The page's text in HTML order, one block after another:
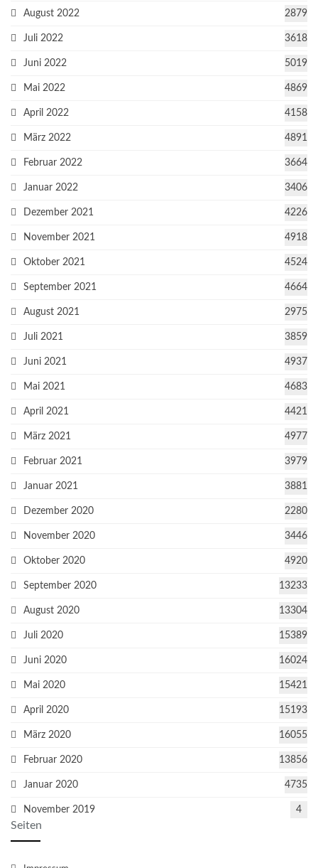
August 2022 2879
Juli 2022 3618
Juni 2022 5019
Mai 2022 4869
April 2022 4158
März 2022 4891
Februar 2022 3664
Januar 2022 3406
Dezember 2021 4226
November 2021 4918
Oktober 2021 4524
September 2021 4664
August 2021 2975
Juli 2021 3859
Juni 2021 4937
Mai 2021 4683
April 2021 4421
März 2021 4977
Februar 2021 3979
Januar 2021 3881
Dezember 2020 2280
November 2020 3446
Oktober 2020 4920
September 2020 13233
August 2020 13304
Juli 2020 15389
Juni 2020 16024
Mai 2020 15421
April 2020 15193
März 2020 16055
Februar 2020 13856
Januar 2020 4735
November 2019 4
Seiten